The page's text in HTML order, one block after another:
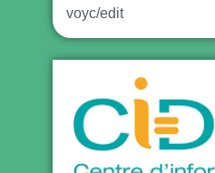
voyc/edit